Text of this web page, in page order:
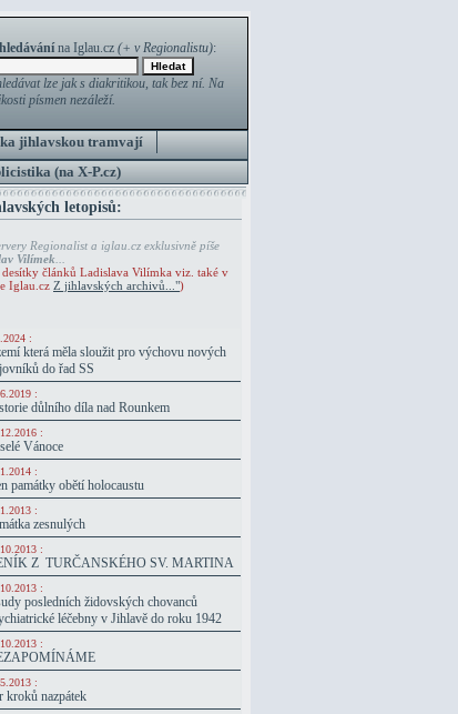
na Iglau.cz (+ v Regionalistu):
lze jak s diakritikou, tak bez ní. Na
písmen nezáleží.
jihlavskou tramvají
(na X-P.cz)
letopisů:
Regionalist a iglau.cz exklusivně píše
Vilímek
desítky článků Ladislava Vilímka viz. také v
Iglau.cz Z jihlavských archivů...")
:
která měla sloužit pro výchovu nových
do řad SS
:
důlního díla nad Rounkem
:
Vánoce
:
památky obětí holocaustu
:
zesnulých
:
Z TURČANSKÉHO SV. MARTINA
:
posledních židovských chovanců
léčebny v Jihlavě do roku 1942
:
:
kroků nazpátek